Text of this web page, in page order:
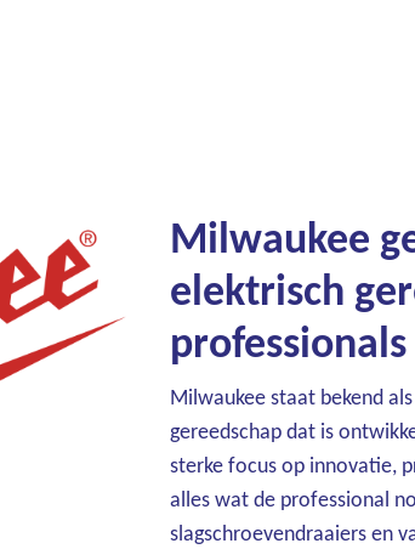
Milwaukee
elektrisch
professionals
Milwaukee staat bekend
gereedschap dat is
sterke focus op innovatie,
alles wat de professional
slagschroevendraaiers en